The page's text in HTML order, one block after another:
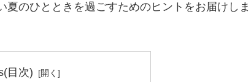
のひとときを過ごすためのヒントをお届けしま
目次)